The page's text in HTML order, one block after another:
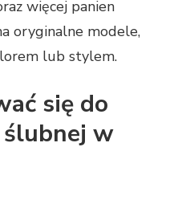
więcej panien
oryginalne modele,
lub stylem.
się do
w